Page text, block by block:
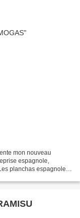
mon nouveau
espagnole,
planchas espagnoles